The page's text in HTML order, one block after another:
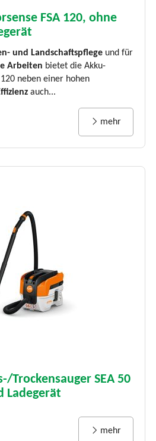
FSA 120, ohne
und Landschaftspflege und für
Arbeiten bietet die Akku-
120 neben einer hohen
auch...
mehr
Trockensauger SEA 50
Ladegerät
mehr